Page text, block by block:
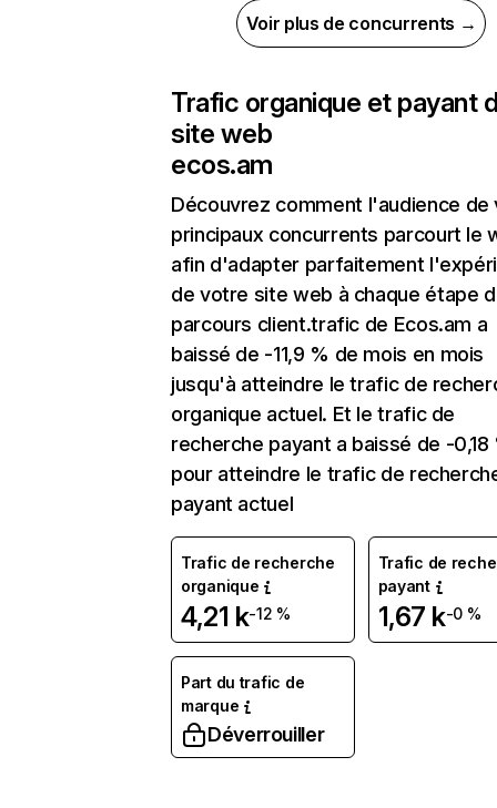
Voir plus de concurrents →
Trafic organique et payant
site web
ecos.am
Découvrez comment l'audience de
principaux concurrents parcourt le
afin d'adapter parfaitement
de votre site web à chaque étape
parcours client.trafic de Ecos.am a
baissé de -11,9 % de mois en mois
jusqu'à atteindre le trafic de
organique actuel. Et le trafic de
recherche payant a baissé de -0,18
pour atteindre le trafic de
payant actuel
Trafic de recherche
organique
4,21 k-12 %
Trafic de
payant
1,67 k-0 %
Part du trafic de
marque
Déverrouiller